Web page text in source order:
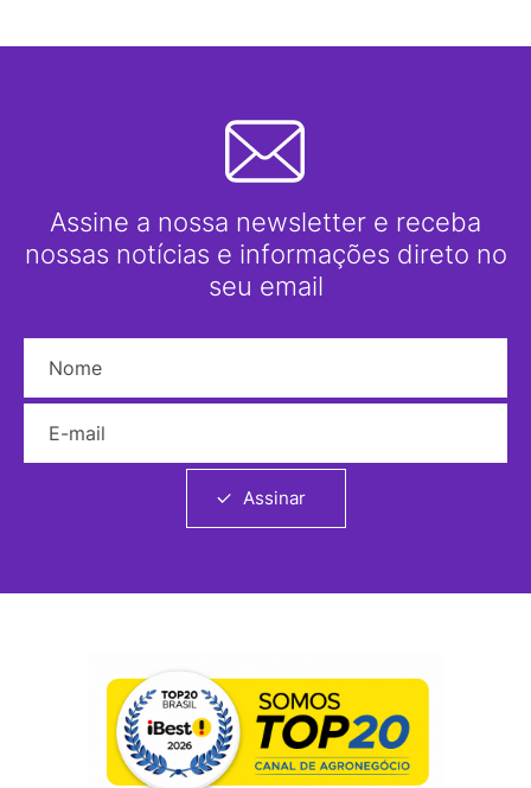
Assine a nossa newsletter e receba
nossas notícias e informações direto no
seu email
Assinar